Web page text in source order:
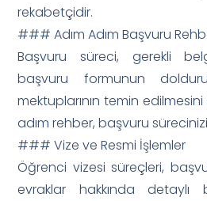
rekabetçidir.
### Adım Adım Başvuru
Başvuru süreci, gerekli
başvuru formunun
mektuplarının temin edilmesini
adım rehber, başvuru
### Vize ve Resmi İşlemler
Öğrenci vizesi süreçleri,
evraklar hakkında detaylı